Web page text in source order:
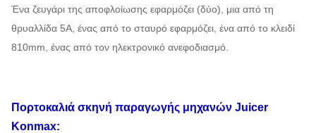
Ένα ζευγάρι της αποφλοίωσης εφαρμόζει (δύο), μια από τη
θρυαλλίδα 5A, ένας από το σταυρό εφαρμόζει, ένα από το κλειδί
810mm, ένας από τον ηλεκτρονικό ανεφοδιασμό.
Πορτοκαλιά σκηνή παραγωγής μηχανών Juicer
Konmax: